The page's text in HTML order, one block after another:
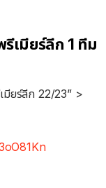
เมียร์ลีก 1 ทีม
มียร์ลีก 22/23” >